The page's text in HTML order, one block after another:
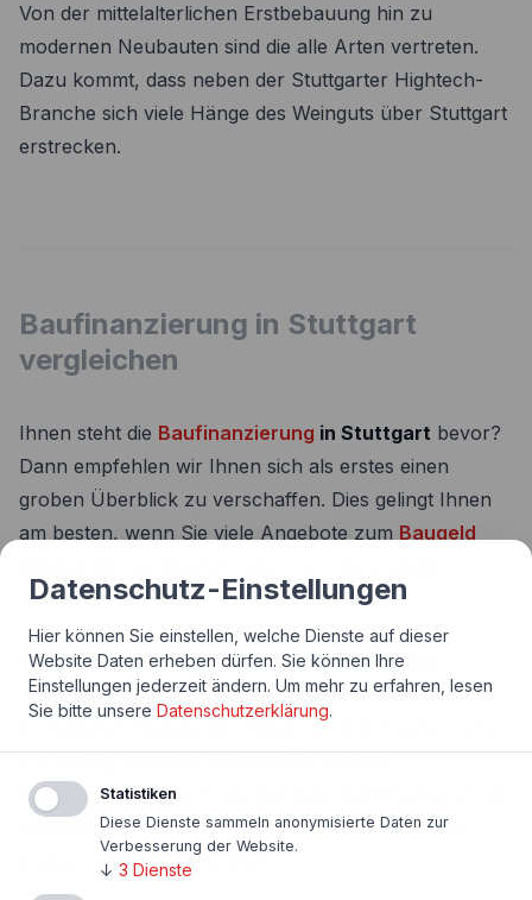
Von der mittelalterlichen Erstbebauung hin zu
modernen Neubauten sind die alle Arten vertreten.
Dazu kommt, dass neben der Stuttgarter Hightech-
Branche sich viele Hänge des Weinguts über Stuttgart
erstrecken.
Baufinanzierung in Stuttgart
vergleichen
Ihnen steht die Baufinanzierung in Stuttgart bevor?
Dann empfehlen wir Ihnen sich als erstes einen
groben Überblick zu verschaffen. Dies gelingt Ihnen
am besten, wenn Sie viele Angebote zum Baugeld
vergleichen lassen.
Dazu ist es ratsam sich Gedanken zur eigenen
Finanzierungskraft zu machen. Neben dem
monatlichen Betrag, der Ihnen für Ihre
Budgetrechnerauch die maximale
ermitteln. Mit demZinsrechnerkönnen Sie einen
Zinssatzerrechnen.
Datenschutz-Einstellungen
Hier können Sie einstellen, welche Dienste auf dieser
Website Daten erheben dürfen. Sie können Ihre
Einstellungen jederzeit ändern. Um mehr zu erfahren, lesen
Sie bitte unsere Datenschutzerklärung.
Statistiken
Diese Dienste sammeln anonymisierte Daten zur
Verbesserung der Website.
↓ 3 Dienste